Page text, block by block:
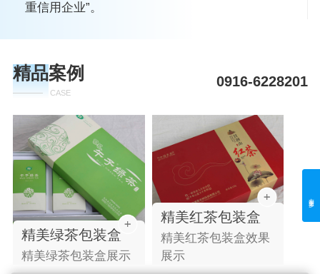
重信用企业”。
精品案例
CASE
0916-6228201
精美绿茶包装盒
精美绿茶包装盒展示
精美红茶包装盒
精美红茶包装盒效果
展示